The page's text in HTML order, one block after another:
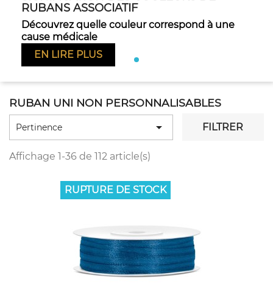
RUBANS ASSOCIATIF
Découvrez quelle couleur correspond à une
cause médicale
EN LIRE PLUS
RUBAN UNI NON PERSONNALISABLES
Pertinence  FILTRER
Affichage 1-36 de 112 article(s)
RUPTURE DE STOCK